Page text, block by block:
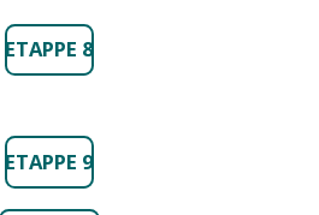
ETAPPE 8
ETAPPE 9